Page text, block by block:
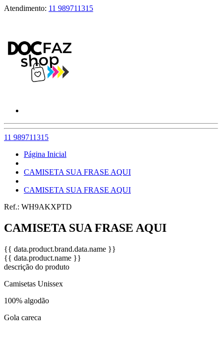
Atendimento: 11 989711315
11 989711315
Página Inicial
CAMISETA SUA FRASE AQUI
CAMISETA SUA FRASE AQUI
Ref.: WH9AKXPTD
CAMISETA SUA FRASE AQUI
{{ data.product.brand.data.name }}
{{ data.product.name }}
descrição do produto
Camisetas Unissex
100% algodão
Gola careca